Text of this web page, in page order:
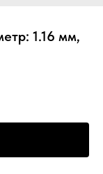
1.16 мм,